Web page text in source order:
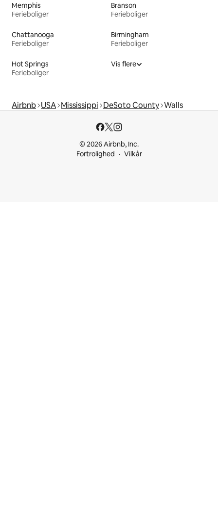
Memphis
Ferieboliger
Branson
Ferieboliger
Chattanooga
Ferieboliger
Birmingham
Ferieboliger
Hot Springs
Ferieboliger
Vis flere
Airbnb USA Mississippi DeSoto County Walls
© 2026 Airbnb, Inc.
Fortrolighed
Vilkår